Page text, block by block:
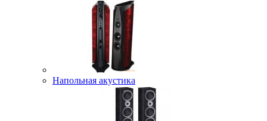
Напольная акустика